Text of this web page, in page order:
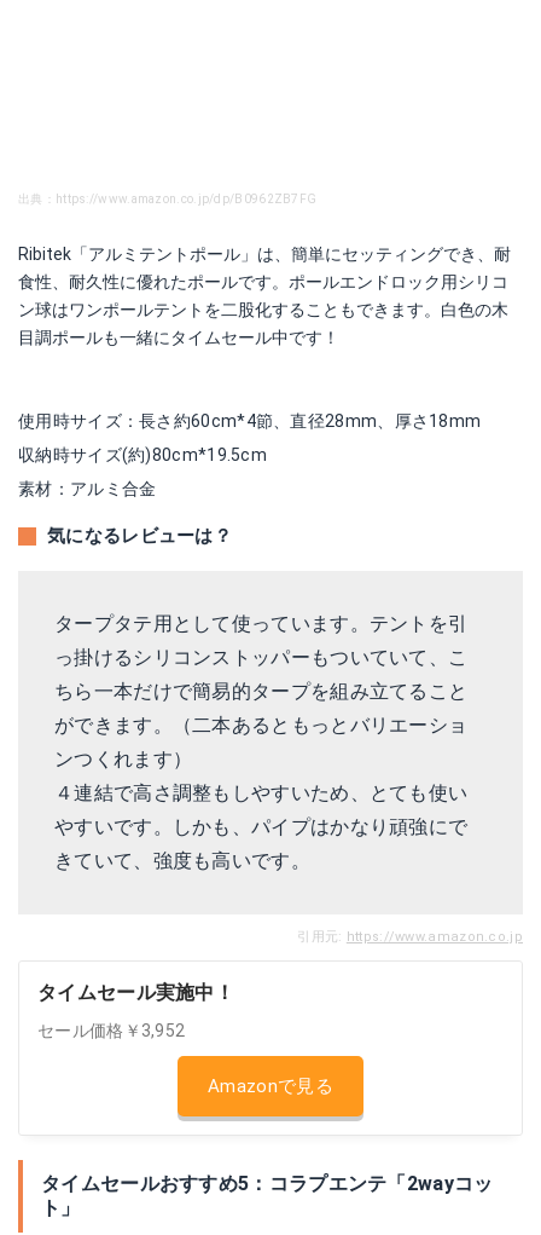
出典：https://www.amazon.co.jp/dp/B0962ZB7FG
Ribitek「アルミテントポール」は、簡単にセッティングでき、耐
食性、耐久性に優れたポールです。ポールエンドロック用シリコ
ン球はワンポールテントを二股化することもできます。白色の木
目調ポールも一緒にタイムセール中です！
使用時サイズ：長さ約60cm*4節、直径28mm、厚さ18mm
収納時サイズ(約)80cm*19.5cm
素材：アルミ合金
気になるレビューは？
タープタテ用として使っています。テントを引
っ掛けるシリコンストッパーもついていて、こ
ちら一本だけで簡易的タープを組み立てること
ができます。（二本あるともっとバリエーショ
ンつくれます）
４連結で高さ調整もしやすいため、とても使い
やすいです。しかも、パイプはかなり頑強にで
きていて、強度も高いです。
引用元: https://www.amazon.co.jp
タイムセール実施中！
セール価格￥3,952
Amazonで見る
タイムセールおすすめ5：コラプエンテ「2wayコッ
ト」